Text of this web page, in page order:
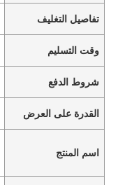
تفاصيل التغليف
وقت التسليم
شروط الدفع
القدرة على العرض
اسم المنتج